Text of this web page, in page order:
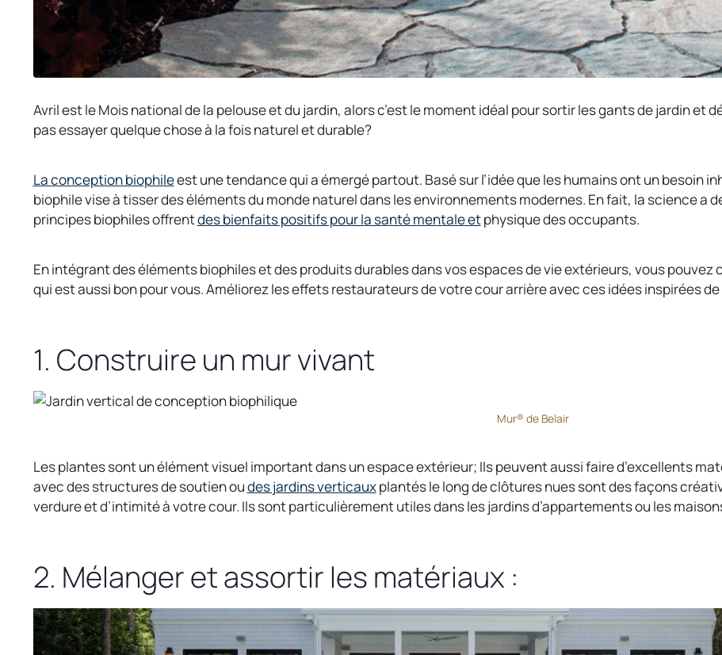
Avril est le Mois national de la pelouse et du jardin, alors c’est le moment idéal pour sortir les gants de jardin et
pas essayer quelque chose à la fois naturel et durable?
La conception biophileo
p
e
i
n
e
t
est une tendance qui a émergé partout. Basé sur l’idée que les humains ont un besoin
biophile vise à tisser des éléments du monde naturel dans les environnements modernes. En fait, la science a
principes biophiles offrentdes bienfaits positifs pour la santé mentale eto
n
s
b
physique des occupants.
En intégrant des éléments biophiles et des produits durables dans vos espaces de vie extérieurs, vous
qui est aussi bon pour vous. Améliorez les effets restaurateurs de votre cour arrière avec ces idées inspirées de
1. Construire un mur vivant
Mur® de Belair
Les plantes sont un élément visuel important dans un espace extérieur; Ils peuvent aussi faire d’excellents
avec des structures de soutien oudes jardins verticauxo
p
i
n
plantés le long de clôtures nues sont des façons
verdure et d’intimité à votre cour. Ils sont particulièrement utiles dans les jardins d’appartements ou les
2. Mélanger et assortir les matériaux :